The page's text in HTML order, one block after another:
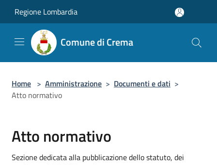
Regione Lombardia
Comune di Crema
Home > Amministrazione > Documenti e dati >
Atto normativo
Atto normativo
Sezione dedicata alla pubblicazione dello statuto, dei